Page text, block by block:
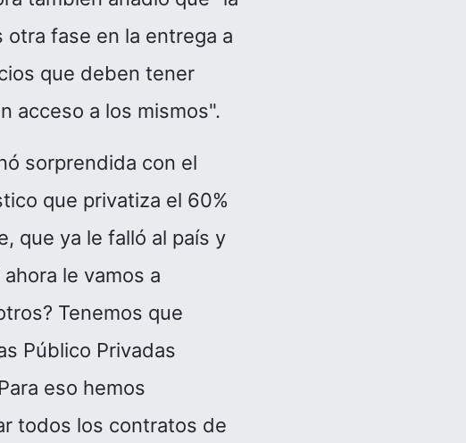
fase en la entrega a
que deben tener
acceso a los mismos".
sorprendida con el
que privatiza el 60%
que ya le falló al país y
le vamos a
Tenemos que
Público Privadas
eso hemos
todos los contratos de